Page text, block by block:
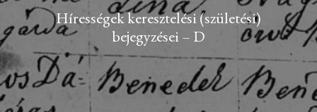
Hírességek keresztelési (születési)
bejegyzései – D